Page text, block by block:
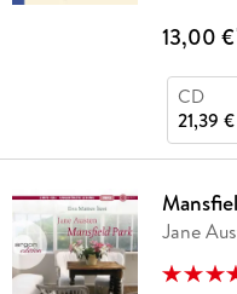
13,00 €
CD
21,39 €
Jane